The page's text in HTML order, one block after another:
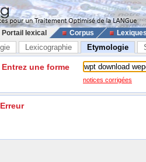
Portail lexical Corpus
Lexicographie Etymologie
Entrez une forme
notices corrigées
Erreur